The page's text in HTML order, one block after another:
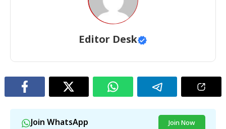
Editor Desk
Join WhatsApp Join Now